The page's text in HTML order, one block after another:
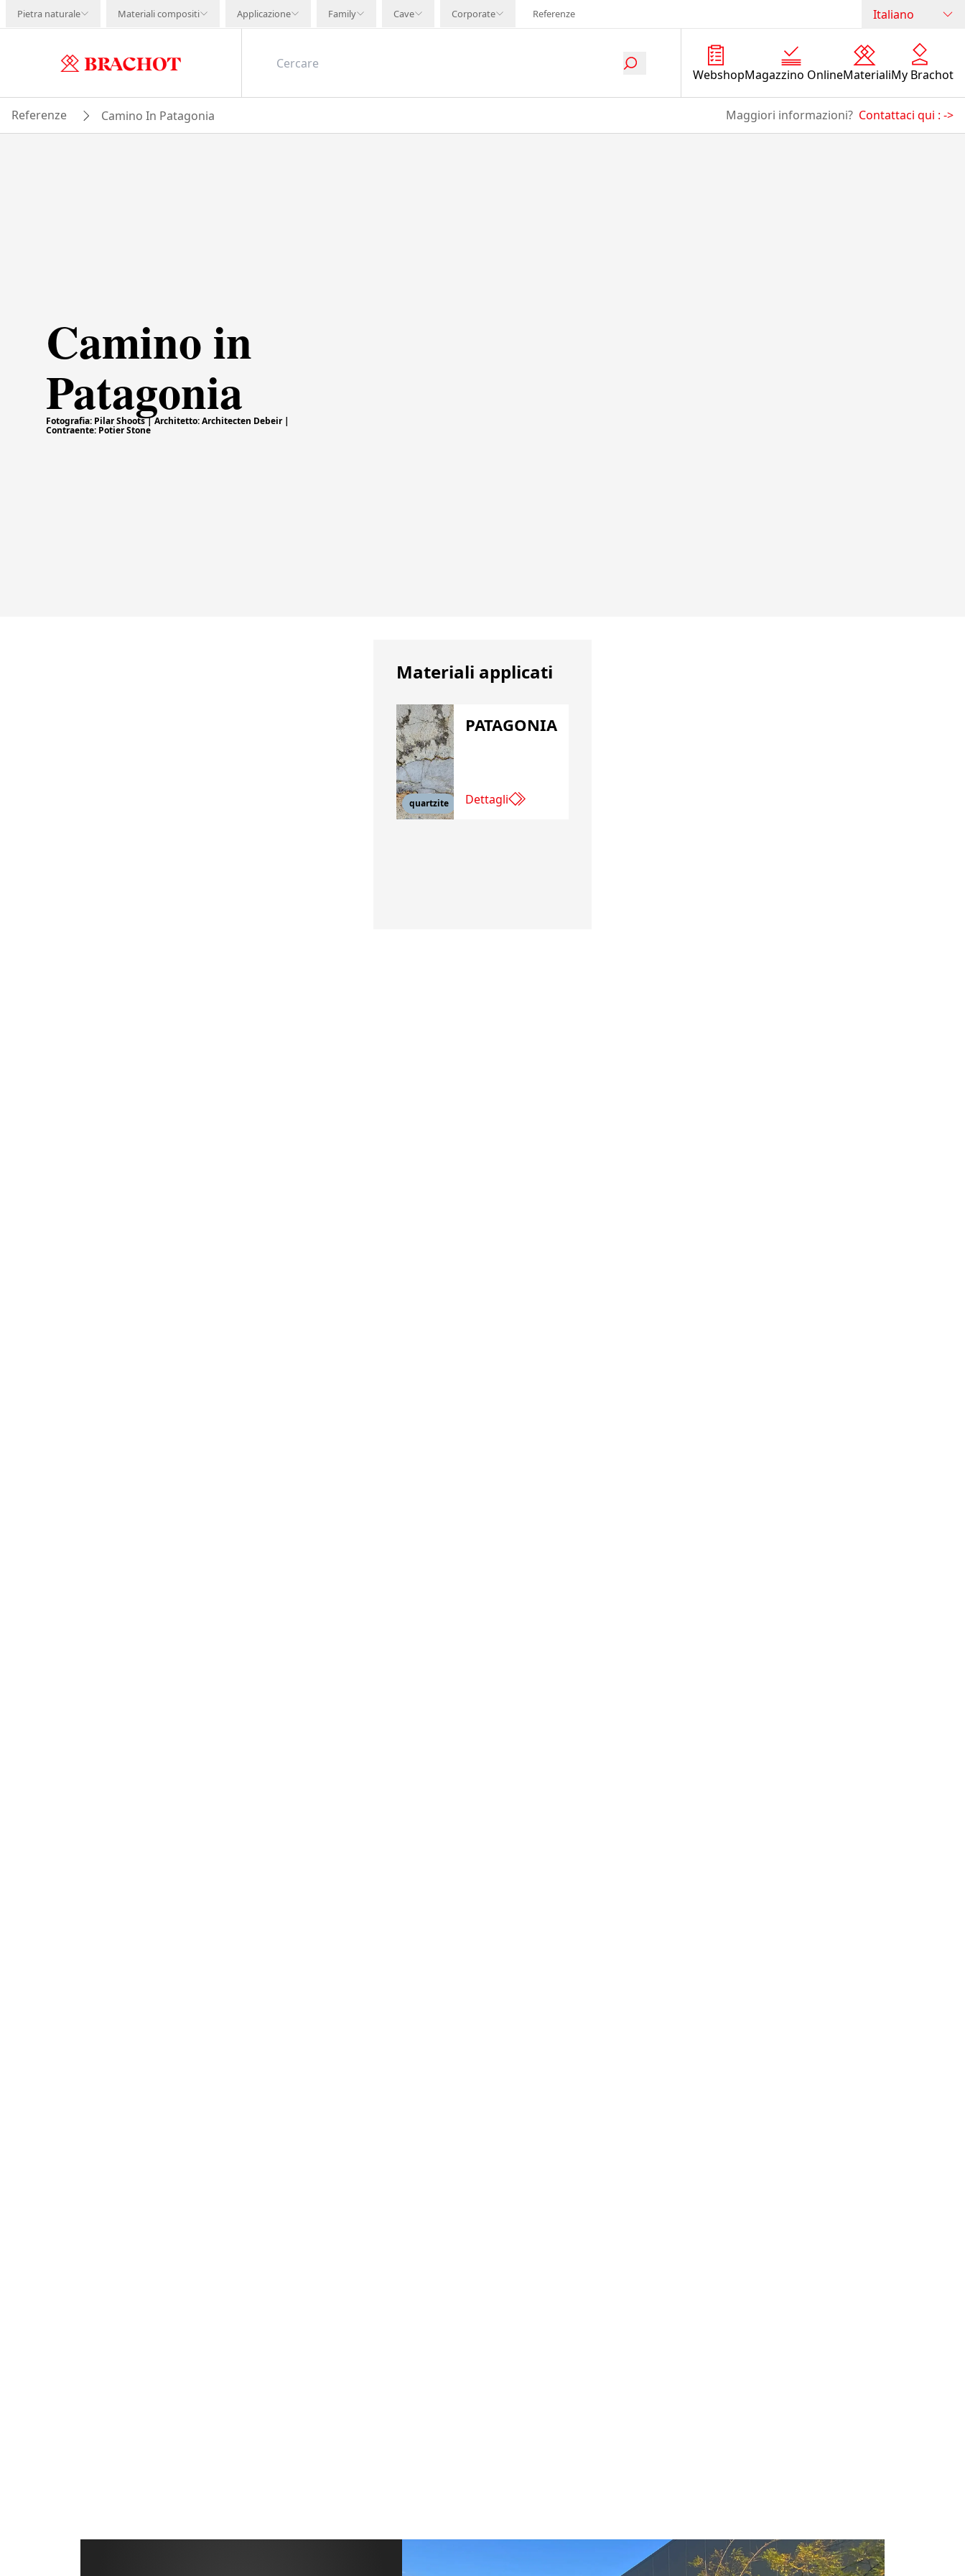
Pietra naturale Materiali compositi Applicazione Family Cave Corporate Referenze Italiano
WebshopMagazzino OnlineMaterialiMy Brachot
Referenze Camino In Patagonia Maggiori informazioni? Contattaci qui : ->
Camino in
Patagonia
Fotografia: Pilar Shoots | Architetto: Architecten Debeir |
Contraente: Potier Stone
Materiali applicati
quartzite
PATAGONIA
Dettagli